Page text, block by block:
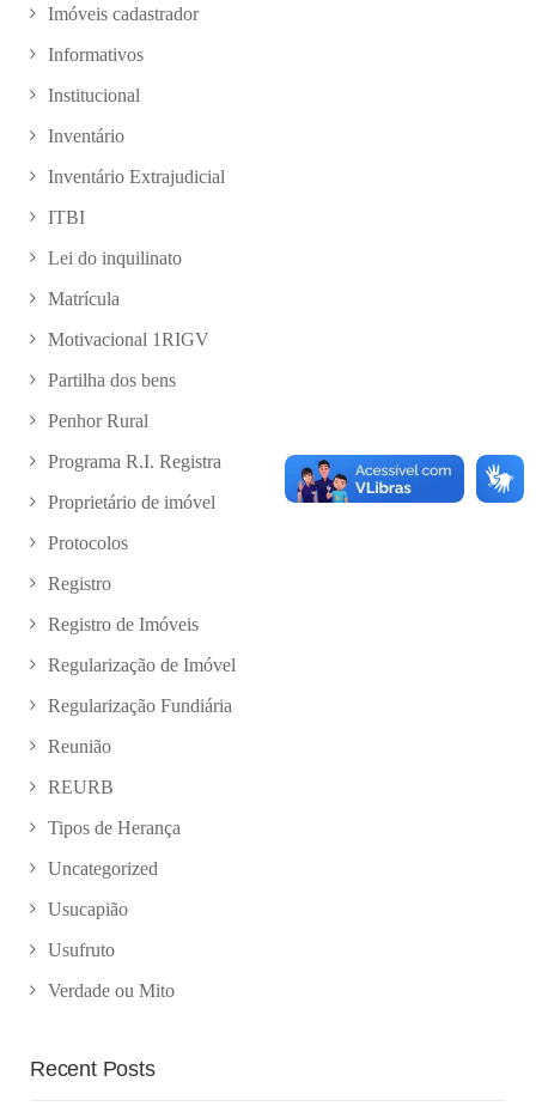
Imóveis cadastrador
Informativos
Institucional
Inventário
Inventário Extrajudicial
ITBI
Lei do inquilinato
Matrícula
Motivacional 1RIGV
Partilha dos bens
Penhor Rural
Programa R.I. Registra
Proprietário de imóvel
Protocolos
Registro
Registro de Imóveis
Regularização de Imóvel
Regularização Fundiária
Reunião
REURB
Tipos de Herança
Uncategorized
Usucapião
Usufruto
Verdade ou Mito
Recent Posts